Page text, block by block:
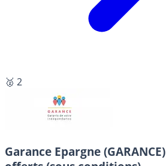
🥈 2
Garance Epargne (GARANCE)